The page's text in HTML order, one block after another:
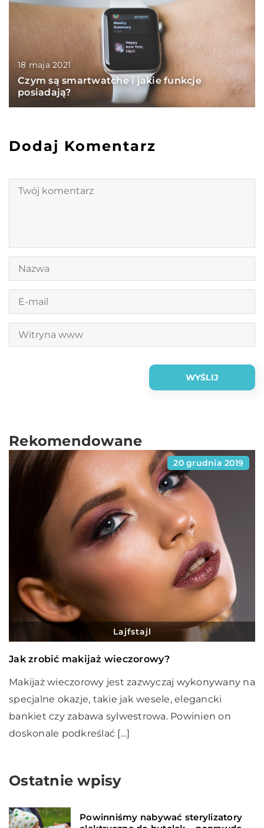
18 maja 2021
Czym są smartwatche i jakie funkcje
posiadają?
Dodaj Komentarz
Rekomendowane
20 grudnia 2019
Lajfstajl
Jak zrobić makijaż wieczorowy?
Makijaż wieczorowy jest zazwyczaj wykonywany na
specjalne okazje, takie jak wesele, elegancki
bankiet czy zabawa sylwestrowa. Powinien on
doskonale podkreślać […]
Ostatnie wpisy
Powinniśmy nabywać sterylizatory